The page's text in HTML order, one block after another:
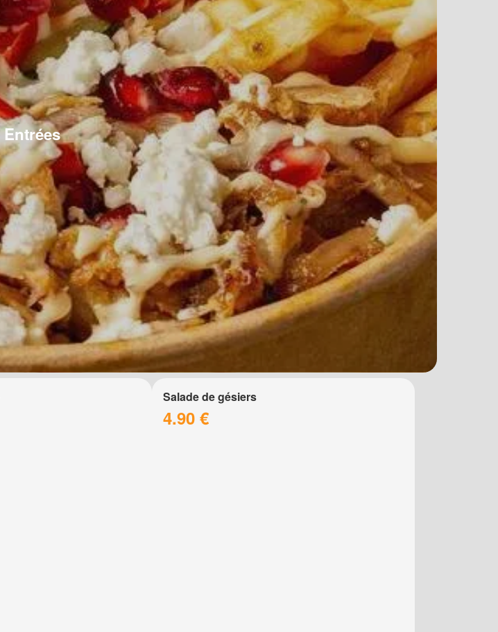
Entrées
Salade de gésiers
4.90 €